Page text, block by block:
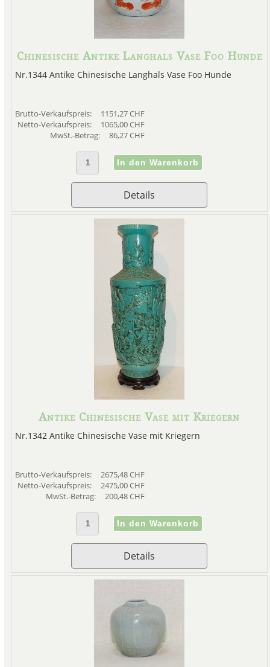
Chinesische
Antike chinesische Vasen
Besuchen Sie unseren Shop
Chinesische Antike Langhals Vase Foo Hunde
Nr.1344 Antike Chinesische Langhals Vase Foo Hunde
Brutto-Verkaufspreis:
1151,27 CHF
Netto-Verkaufspreis:
1065,00 CHF
MwSt.-Betrag:
86,27 CHF
Details
Antike Chinesische Vase mit Kriegern
Nr.1342 Antike Chinesische Vase mit Kriegern
Brutto-Verkaufspreis:
2675,48 CHF
Netto-Verkaufspreis:
2475,00 CHF
MwSt.-Betrag:
200,48 CHF
Details